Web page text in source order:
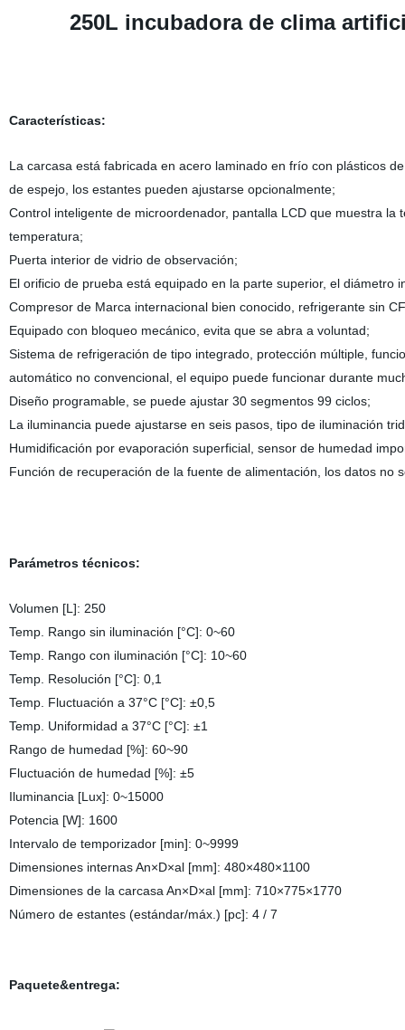
250L incubadora de clima
Características:
La carcasa está fabricada en acero laminado en frío con plásticos
de espejo, los estantes pueden ajustarse opcionalmente;
Control inteligente de microordenador, pantalla LCD que muestra
temperatura;
Puerta interior de vidrio de observación;
El orificio de prueba está equipado en la parte superior, el diámetro
Compresor de Marca internacional bien conocido, refrigerante sin
Equipado con bloqueo mecánico, evita que se abra a voluntad;
Sistema de refrigeración de tipo integrado, protección múltiple,
automático no convencional, el equipo puede funcionar durante
Diseño programable, se puede ajustar 30 segmentos 99 ciclos;
La iluminancia puede ajustarse en seis pasos, tipo de iluminación
Humidificación por evaporación superficial, sensor de humedad
Función de recuperación de la fuente de alimentación, los datos
Parámetros técnicos:
Volumen [L]: 250
Temp. Rango sin iluminación [°C]: 0~60
Temp. Rango con iluminación [°C]: 10~60
Temp. Resolución [°C]: 0,1
Temp. Fluctuación a 37°C [°C]: ±0,5
Temp. Uniformidad a 37°C [°C]: ±1
Rango de humedad [%]: 60~90
Fluctuación de humedad [%]: ±5
Iluminancia [Lux]: 0~15000
Potencia [W]: 1600
Intervalo de temporizador [min]: 0~9999
Dimensiones internas An×D×al [mm]: 480×480×1100
Dimensiones de la carcasa An×D×al [mm]: 710×775×1770
Número de estantes (estándar/máx.) [pc]: 4 / 7
Paquete&entrega: